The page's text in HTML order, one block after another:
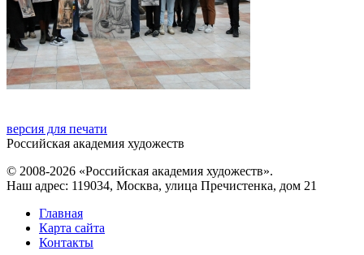
версия для печати
Российская академия художеств
© 2008-2026 «Российская академия художеств».
Наш адрес: 119034, Москва, улица Пречистенка, дом 21
Главная
Карта сайта
Контакты